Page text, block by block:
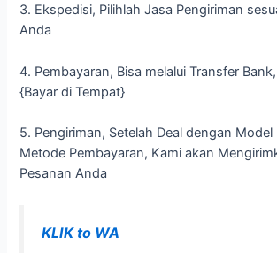
3. Ekspedisi, Pilihlah Jasa Pengiriman
Anda
4. Pembayaran, Bisa melalui Transfer
{Bayar di Tempat}
5. Pengiriman, Setelah Deal dengan Model
Metode Pembayaran, Kami akan
Pesanan Anda
KLIK to WA